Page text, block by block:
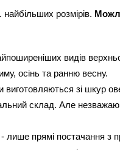
найбільших розмірів.
видів
осінь та ранню весну.
зі шкур
склад. Але
лише прямі постачання з